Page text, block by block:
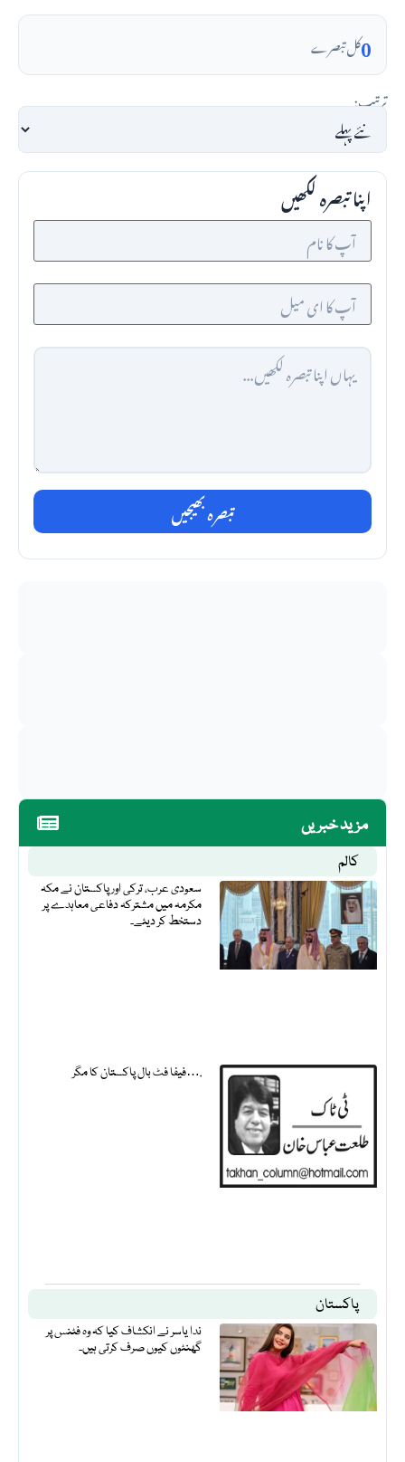
مزید خبریں
کالم
سعودی عرب، ترکی اور پاکستان نے مکہ
مکرمہ میں مشترکہ دفاعی معاہدے پر
دستخط کر دیئے۔
فیفا فٹ بال پاکستان کا مگر….
پاکستان
ندا یاسر نے انکشاف کیا کہ وہ فٹنس پر
گھنٹوں کیوں صرف کرتی ہیں۔
0کل تبصرے
ترتیب:
اپنا تبصرہ لکھیں
تبصرہ بھیجیں